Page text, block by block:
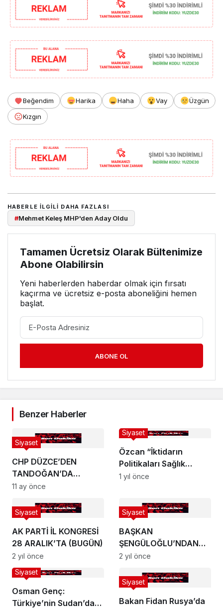
Beğendim Harika Haha Vay
Üzgün
Kızgın
HABERLE ILGILI DAHA FAZLASI
#Mehmet Keleş MHP'den Aday Oldu
Tamamen Ücretsiz Olarak Bültenimize
Abone Olabilirsin
Yeni haberlerden haberdar olmak için fırsatı
kaçırma ve ücretsiz e-posta aboneliğini hemen
başlat.
ABONE OL
Benzer Haberler
CHP DÜZCE’DEN
TANDOĞAN’DA
DEMOKRASİ ÇIĞLIĞI
Siyaset
11 ay önce
Özcan “İktidarın
Politikaları Sağlık
Sistemini Çökertti”
Siyaset
1 yıl önce
AK PARTİ İL KONGRESİ
28 ARALIK’TA (BUGÜN)
Siyaset
2 yıl önce
BAŞKAN
ŞENGÜLOĞLU’NDAN
KONGRE’YE DAVET
Siyaset
2 yıl önce
Osman Genç:
Türkiye’nin Sudan’daki
Siyaset
Bakan Fidan Rusya’da
Siyaset